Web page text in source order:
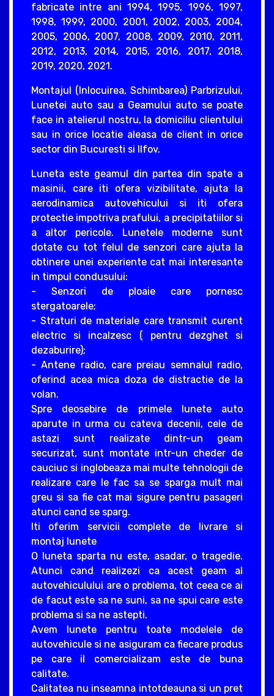
fabricate intre ani 1994, 1995, 1996, 1997,
1998, 1999, 2000, 2001, 2002, 2003, 2004,
2005, 2006, 2007, 2008, 2009, 2010, 2011,
2012, 2013, 2014, 2015, 2016, 2017, 2018,
2019, 2020, 2021.
Montajul (Inlocuirea, Schimbarea) Parbrizului,
Lunetei auto sau a Geamului auto se poate
face in atelierul nostru, la domiciliu clientului
sau in orice locatie aleasa de client in orice
sector din Bucuresti si Ilfov.
Luneta este geamul din partea din spate a
masinii, care iti ofera vizibilitate, ajuta la
aerodinamica autovehicului si iti ofera
protectie impotriva prafului, a precipitatiilor si
a altor pericole. Lunetele moderne sunt
dotate cu tot felul de senzori care ajuta la
obtinere unei experiente cat mai interesante
in timpul condusului:
- Senzori de ploaie care pornesc
stergatoarele;
- Straturi de materiale care transmit curent
electric si incalzesc ( pentru dezghet si
dezaburire);
- Antene radio, care preiau semnalul radio,
oferind acea mica doza de distractie de la
volan.
Spre deosebire de primele lunete auto
aparute in urma cu cateva decenii, cele de
astazi sunt realizate dintr-un geam
securizat, sunt montate intr-un cheder de
cauciuc si inglobeaza mai multe tehnologii de
realizare care le fac sa se sparga mult mai
greu si sa fie cat mai sigure pentru pasageri
atunci cand se sparg.
Iti oferim servicii complete de livrare si
montaj lunete
O luneta sparta nu este, asadar, o tragedie.
Atunci cand realizezi ca acest geam al
autovehiculului are o problema, tot ceea ce ai
de facut este sa ne suni, sa ne spui care este
problema si sa ne astepti.
Avem lunete pentru toate modelele de
autovehicule si ne asiguram ca fiecare produs
pe care il comercializam este de buna
calitate.
Calitatea nu inseamna intotdeauna si un pret